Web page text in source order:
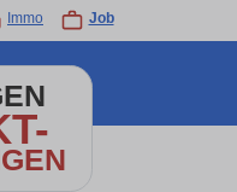
Immo Job